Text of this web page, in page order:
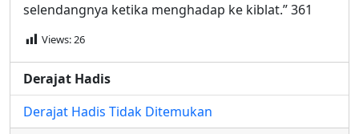
selendangnya ketika menghadap ke kiblat.” 361
Views:26
Derajat Hadis
Derajat Hadis Tidak Ditemukan